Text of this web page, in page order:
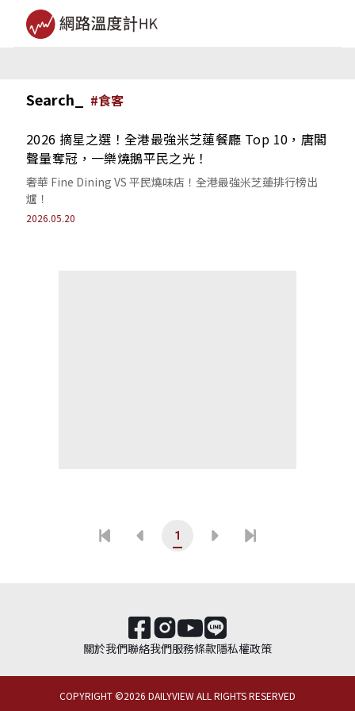
Search_ #食客
2026 摘星之選！全港最強米芝蓮餐廳 Top 10，唐閣
聲量奪冠，一樂燒鵝平民之光！
奢華 Fine Dining VS 平民燒味店！全港最強米芝蓮排行榜出
爐！
2026.05.20
1
關於我們聯絡我們服務條款隱私權政策
COPYRIGHT ©2026 DAILYVIEW ALL RIGHTS RESERVED